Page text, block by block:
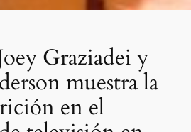
Graziadei y
muestra la
en el